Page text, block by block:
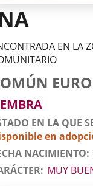
EN LA
EN LA QUE
en
NACIMIENTO
MUY